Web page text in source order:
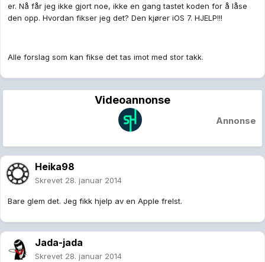
er. Nå får jeg ikke gjort noe, ikke en gang tastet koden for å låse
den opp. Hvordan fikser jeg det? Den kjører iOS 7. HJELP!!!
Alle forslag som kan fikse det tas imot med stor takk.
Videoannonse
Annonse
Heika98
Skrevet 28. januar 2014
Bare glem det. Jeg fikk hjelp av en Apple frelst.
Jada-jada
Skrevet 28. januar 2014